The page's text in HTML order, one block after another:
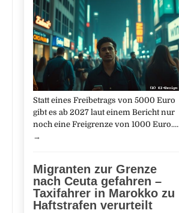
Statt ​eines Freibetrags ‌von 5000 Euro
gibt es ab 2027 laut einem Bericht nur
noch eine Freigrenze von 1000 Euro.…
→
Migranten zur Grenze
nach Ceuta gefahren –
Taxifahrer in Marokko zu
Haftstrafen verurteilt